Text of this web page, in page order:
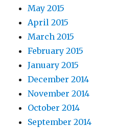
May 2015
April 2015
March 2015
February 2015
January 2015
December 2014
November 2014
October 2014
September 2014